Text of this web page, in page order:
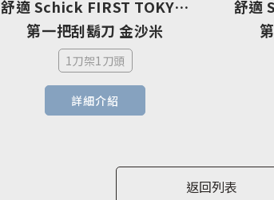
舒適 Schick FIRST TOKYO
第一把刮鬍刀 金沙米
1刀架1刀頭
詳細介紹
舒適
返回列表